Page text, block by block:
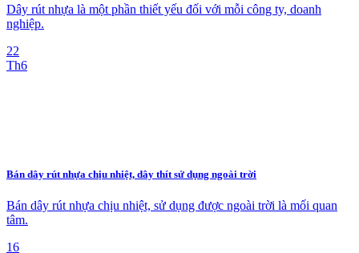
Dây rút nhựa là một phần thiết yếu đối với mỗi công ty, doanh
nghiệp.
22
Th6
Bán dây rút nhựa chịu nhiệt, dây thít sử dụng ngoài trời
Bán dây rút nhựa chịu nhiệt, sử dụng được ngoài trời là mối quan
tâm.
16